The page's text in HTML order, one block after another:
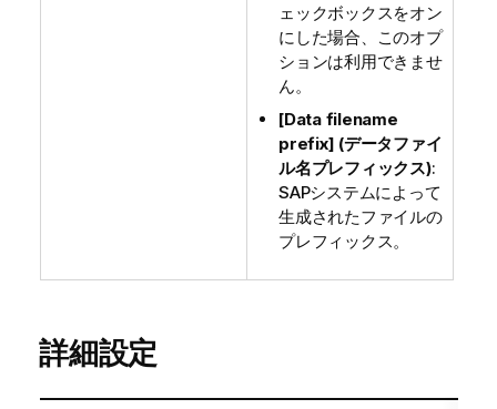
ェックボックスをオン
にした場合、このオプ
ションは利用できませ
ん。
[Data filename
prefix] (データファイ
ル名プレフィックス):
SAPシステムによって
生成されたファイルの
プレフィックス。
詳細設定